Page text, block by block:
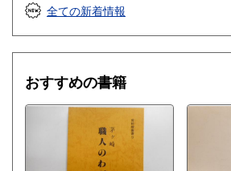
全ての新着情報
おすすめの書籍